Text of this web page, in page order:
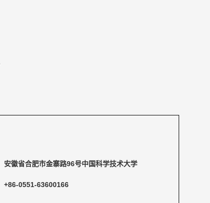
安徽省合肥市金寨路96号中国科学技术大学
+86-0551-63600166